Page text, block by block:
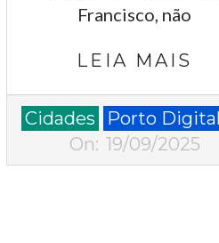
Francisco, não
LEIA MAIS
2025-
09-
Cidades
Porto Digital
On: 19/09/2025